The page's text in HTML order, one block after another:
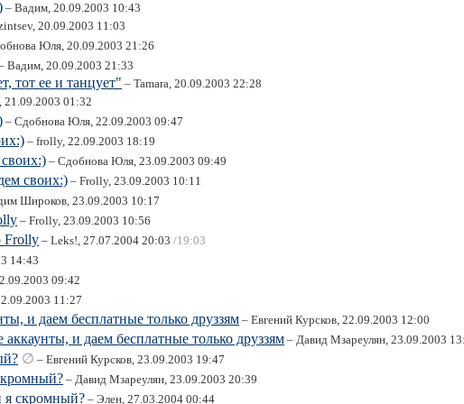
– Вадим, 20.09.2003 10:43
20.09.2003 11:03
Юля, 20.09.2003 21:26
Вадим, 20.09.2003 21:33
тот ее и танцует" – Tamara, 20.09.2003 22:28
21.09.2003 01:32
– Сдобнова Юля, 22.09.2003 09:47
– frolly, 22.09.2003 18:19
– Сдобнова Юля, 23.09.2003 09:49
своих:) – Frolly, 23.09.2003 10:11
Широков, 23.09.2003 10:17
– Frolly, 23.09.2003 10:56
Frolly– Leks!, 27.07.2004 20:03 /19:03
14:43
09:42
11:27
и даем бесплатные только друззям – Евгений Курсков, 22.09.2003 12:00
и даем бесплатные только друззям– Давид Мзареулян, 23.09.2003
∅ – Евгений Курсков, 23.09.2003 19:47
– Давид Мзареулян, 23.09.2003 20:39
я скромный?– Элен, 27.03.2004 00:44